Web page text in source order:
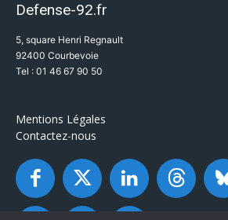
Defense-92.fr
5, square Henri Regnault
92400 Courbevoie
Tel : 01 46 67 90 50
Mentions Légales
Contactez-nous